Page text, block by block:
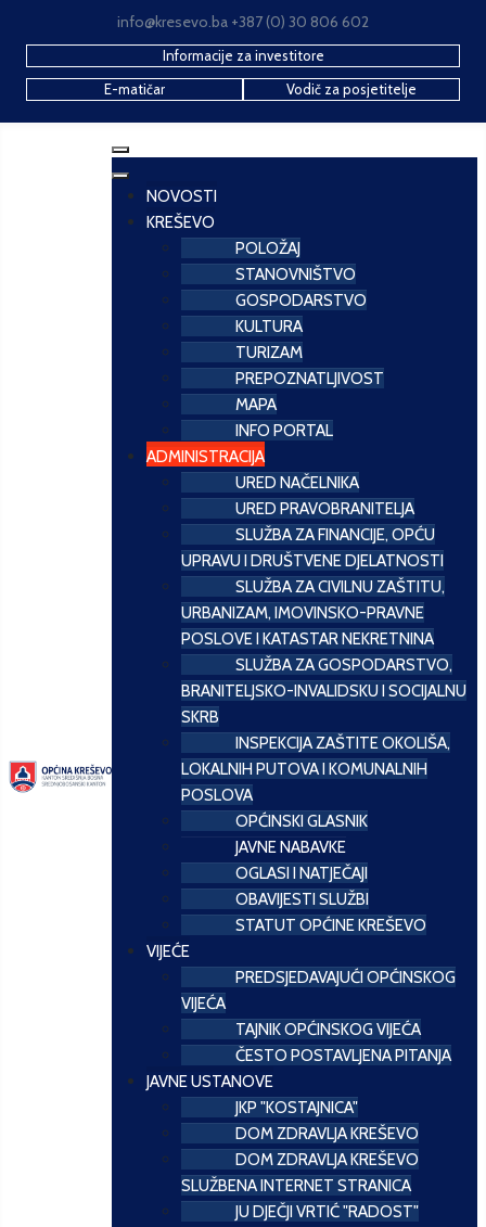
info@kresevo.ba +387 (0) 30 806 602
Informacije za investitore
E-matičar
Vodič za posjetitelje
NOVOSTI
KREŠEVO
POLOŽAJ
STANOVNIŠTVO
GOSPODARSTVO
KULTURA
TURIZAM
PREPOZNATLJIVOST
MAPA
INFO PORTAL
ADMINISTRACIJA
URED NAČELNIKA
URED PRAVOBRANITELJA
SLUŽBA ZA FINANCIJE, OPĆU
UPRAVU I DRUŠTVENE DJELATNOSTI
SLUŽBA ZA CIVILNU ZAŠTITU,
URBANIZAM, IMOVINSKO-PRAVNE
POSLOVE I KATASTAR NEKRETNINA
SLUŽBA ZA GOSPODARSTVO,
BRANITELJSKO-INVALIDSKU I SOCIJALNU
SKRB
INSPEKCIJA ZAŠTITE OKOLIŠA,
LOKALNIH PUTOVA I KOMUNALNIH
POSLOVA
OPĆINSKI GLASNIK
JAVNE NABAVKE
OGLASI I NATJEČAJI
OBAVIJESTI SLUŽBI
STATUT OPĆINE KREŠEVO
VIJEĆE
PREDSJEDAVAJUĆI OPĆINSKOG
VIJEĆA
TAJNIK OPĆINSKOG VIJEĆA
ČESTO POSTAVLJENA PITANJA
JAVNE USTANOVE
JKP "KOSTAJNICA"
DOM ZDRAVLJA KREŠEVO
DOM ZDRAVLJA KREŠEVO
SLUŽBENA INTERNET STRANICA
JU DJEČJI VRTIĆ "RADOST"